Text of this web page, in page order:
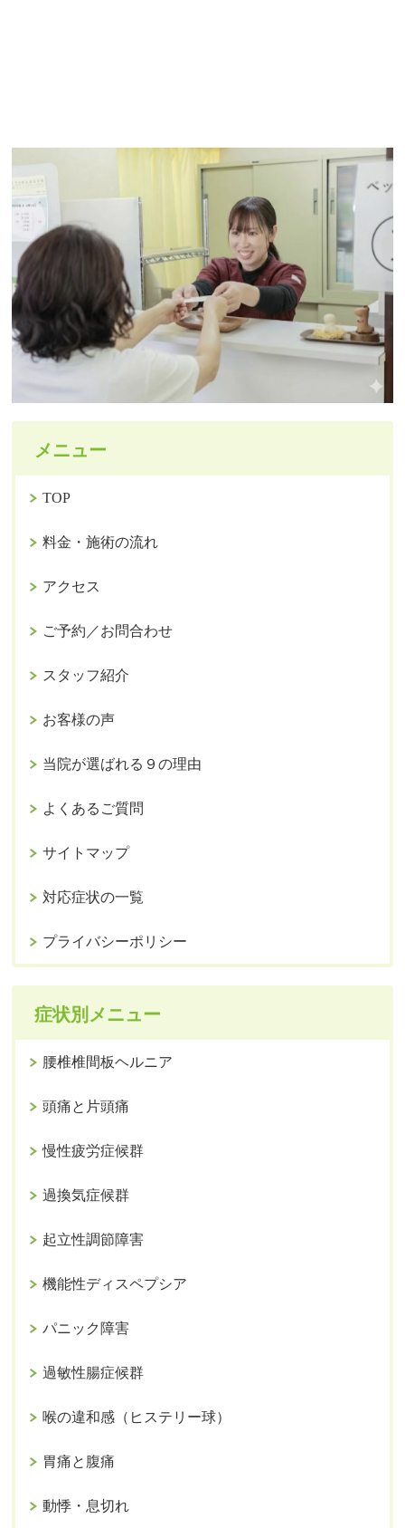
メニュー
TOP
料金・施術の流れ
アクセス
ご予約／お問合わせ
スタッフ紹介
お客様の声
当院が選ばれる９の理由
よくあるご質問
サイトマップ
対応症状の一覧
プライバシーポリシー
症状別メニュー
腰椎椎間板ヘルニア
頭痛と片頭痛
慢性疲労症候群
過換気症候群
起立性調節障害
機能性ディスペプシア
パニック障害
過敏性腸症候群
喉の違和感（ヒステリー球）
胃痛と腹痛
動悸・息切れ